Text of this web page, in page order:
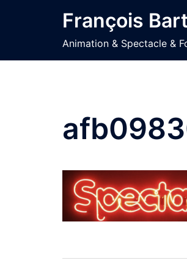
François
Animation & Spectacle &